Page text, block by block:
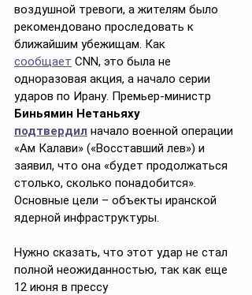
воздушной тревоги, а жителям было
рекомендовано проследовать к
ближайшим убежищам. Как
сообщает CNN, это была не
одноразовая акция, а начало серии
ударов по Ирану. Премьер-министр
Биньямин Нетаньяху
подтвердил начало военной операции
«Ам Калави» («Восставший лев») и
заявил, что она «будет продолжаться
столько, сколько понадобится».
Основные цели – объекты иранской
ядерной инфраструктуры.
Нужно сказать, что этот удар не стал
полной неожиданностью, так как еще
12 июня в прессу